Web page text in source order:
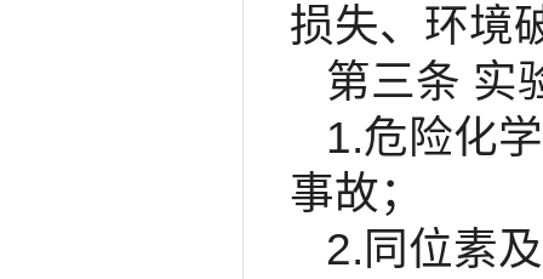
损失、环境
第三条 实
1.危险化
事故；
2.同位素